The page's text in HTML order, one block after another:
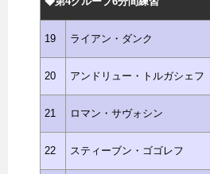
19 ライアン・ダンク
20 アンドリュー・トルガシェフ
21 ロマン・サヴォシン
22 スティーブン・ゴゴレフ